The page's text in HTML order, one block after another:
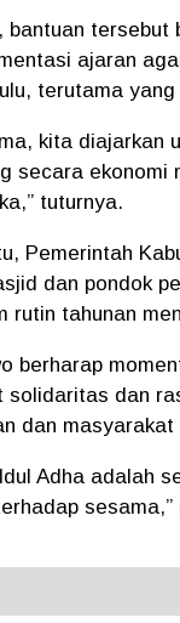
bantuan tersebut
ajaran
terutama yang
kita diajarkan
secara ekonomi
tuturnya.
Pemerintah
dan pondok
rutin tahunan
berharap
solidaritas dan
dan masyarakat
Adha adalah
sesama,”